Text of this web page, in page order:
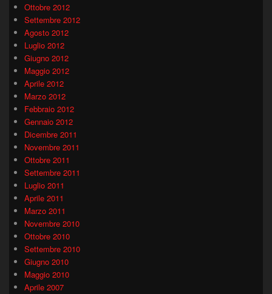
Ottobre 2012
Settembre 2012
Agosto 2012
Luglio 2012
Giugno 2012
Maggio 2012
Aprile 2012
Marzo 2012
Febbraio 2012
Gennaio 2012
Dicembre 2011
Novembre 2011
Ottobre 2011
Settembre 2011
Luglio 2011
Aprile 2011
Marzo 2011
Novembre 2010
Ottobre 2010
Settembre 2010
Giugno 2010
Maggio 2010
Aprile 2007